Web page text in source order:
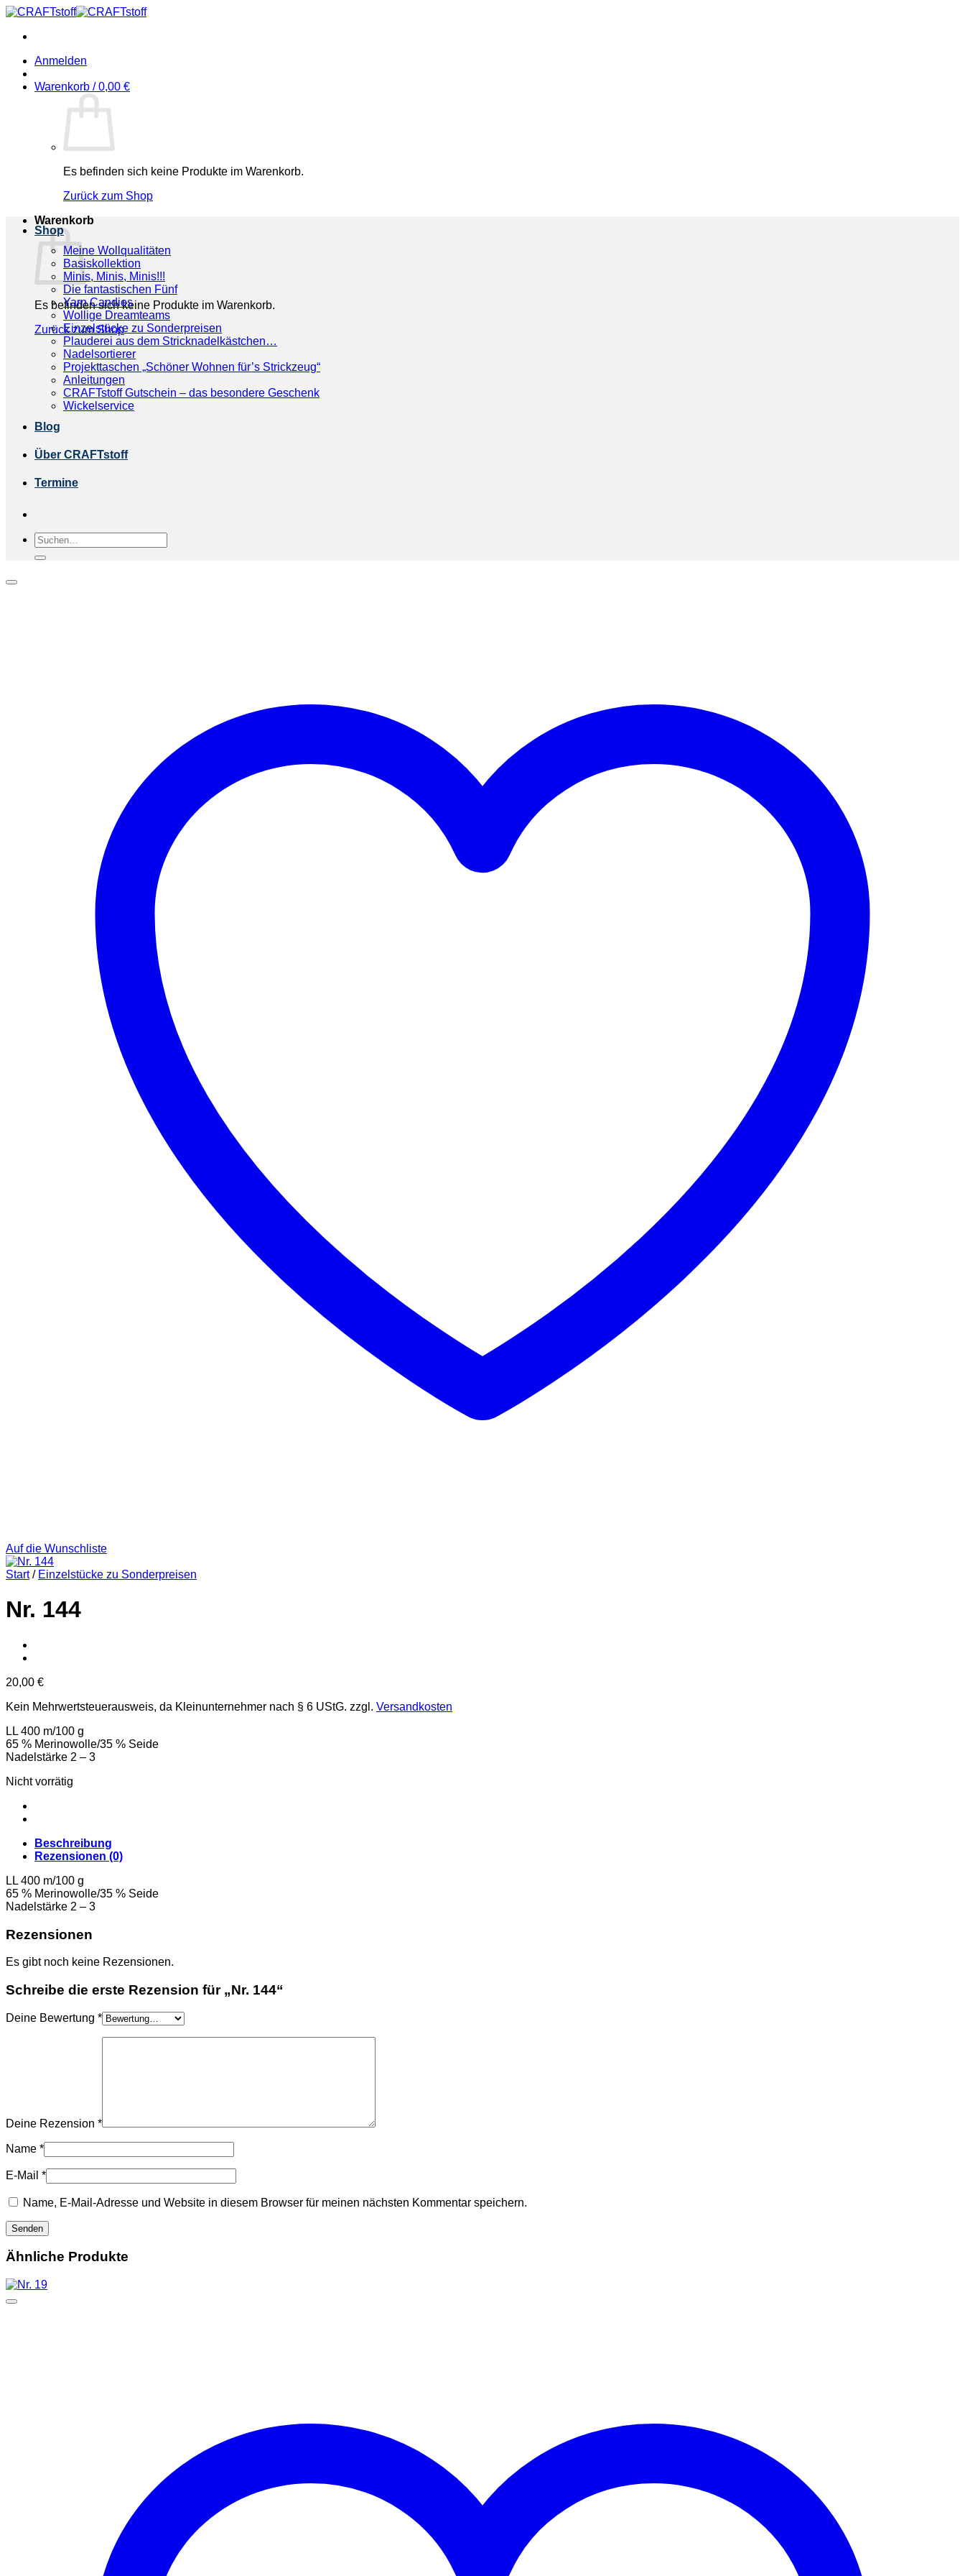
Zum
springen
Anmelden
Warenkorb /0,00 €
Es befinden sich keine Produkte im Warenkorb.
Zurück zum Shop
Warenkorb
Es befinden sich keine Produkte im Warenkorb.
Zurück zum Shop
Shop
Meine Wollqualitäten
Basiskollektion
Minis, Minis, Minis!!!
Die fantastischen Fünf
Yarn Candies
Wollige Dreamteams
Einzelstücke zu Sonderpreisen
Plauderei aus dem Stricknadelkästchen…
Nadelsortierer
Projekttaschen „Schöner Wohnen für’s Strickzeug“
Anleitungen
CRAFTstoff Gutschein – das besondere Geschenk
Wickelservice
Blog
Über CRAFTstoff
Termine
Suchen
nach:
Auf die Wunschliste
Start / Einzelstücke zu Sonderpreisen
Nr. 144
20,00 €
Kein Mehrwertsteuerausweis, da Kleinunternehmer nach § 6 UStG. zzgl. Versandkosten
LL 400 m/100 g
65 % Merinowolle/35 % Seide
Nadelstärke 2 – 3
Nicht vorrätig
Beschreibung
Rezensionen (0)
LL 400 m/100 g
65 % Merinowolle/35 % Seide
Nadelstärke 2 – 3
Rezensionen
Es gibt noch keine Rezensionen.
Schreibe die erste Rezension für „Nr. 144“
Deine Bewertung *
Deine Rezension *
Name *
E-Mail *
Name, E-Mail-Adresse und Website in diesem Browser für meinen nächsten Kommentar speichern.
Ähnliche Produkte